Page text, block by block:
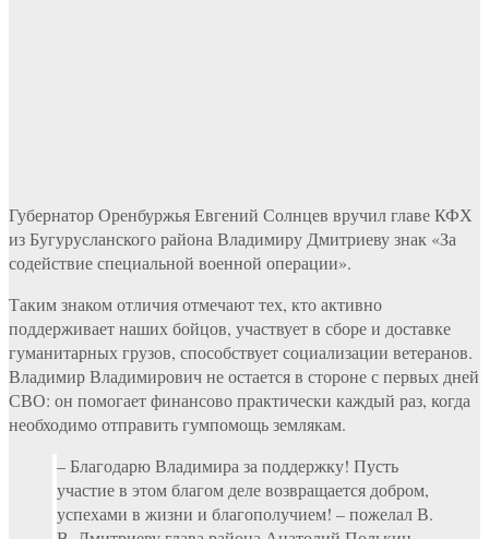
Губернатор Оренбуржья Евгений Солнцев вручил главе КФХ
из Бугурусланского района Владимиру Дмитриеву знак «За
содействие специальной военной операции».
Таким знаком отличия отмечают тех, кто активно
поддерживает наших бойцов, участвует в сборе и доставке
гуманитарных грузов, способствует социализации ветеранов.
Владимир Владимирович не остается в стороне с первых дней
СВО: он помогает финансово практически каждый раз, когда
необходимо отправить гумпомощь землякам.
– Благодарю Владимира за поддержку! Пусть
участие в этом благом деле возвращается добром,
успехами в жизни и благополучием! – пожелал В.